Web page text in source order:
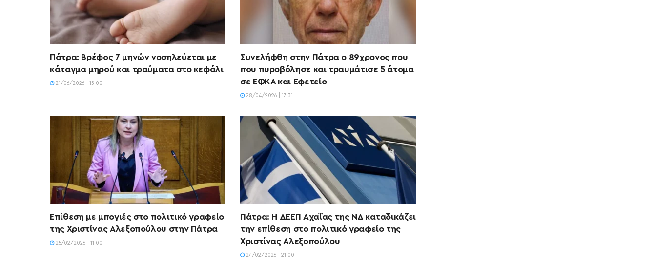
Πάτρα: Βρέφος 7 μηνών νοσηλεύεται με
κάταγμα μηρού και τραύματα στο κεφάλι
21/06/2026 | 15:00
Συνελήφθη στην Πάτρα ο 89χρονος που
που πυροβόλησε και τραυμάτισε 5 άτομα
σε ΕΦΚΑ και Εφετείο
28/04/2026 | 17:31
Επίθεση με μπογιές στο πολιτικό γραφείο
της Χριστίνας Αλεξοπούλου στην Πάτρα
25/02/2026 | 11:00
Πάτρα: Η ΔΕΕΠ Αχαΐας της ΝΔ καταδικάζει
την επίθεση στο πολιτικό γραφείο της
Χριστίνας Αλεξοπούλου
24/02/2026 | 21:00